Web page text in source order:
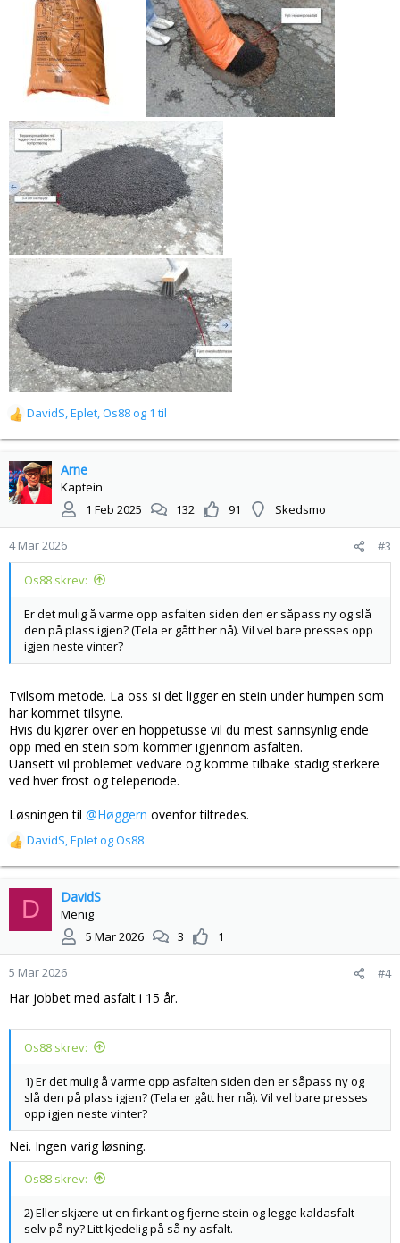
R
e
k
s
j
n
e
r
DavidS,Eplet,Os88og 1 til
Arne
Kaptein
1 Feb 2025
132 91 Skedsmo
4 Mar 2026 #3
Os88 skrev:
Er det mulig å varme opp asfalten siden den er såpass ny og slå
den på plass igjen? (Tela er gått her nå). Vil vel bare presses opp
igjen neste vinter?
Tvilsom metode. La oss si det ligger en stein under humpen som
har kommet tilsyne.
Hvis du kjører over en hoppetusse vil du mest sannsynlig ende
opp med en stein som kommer igjennom asfalten.
Uansett vil problemet vedvare og komme tilbake stadig sterkere
ved hver frost og teleperiode.
Løsningen til @Høggern ovenfor tiltredes.
R
e
n
e
r
:
DavidS,EpletogOs88
D DavidS
Menig
5 Mar 2026
3 1
5 Mar 2026 #4
Har jobbet med asfalt i 15 år.
Os88 skrev:
1) Er det mulig å varme opp asfalten siden den er såpass ny og
slå den på plass igjen? (Tela er gått her nå). Vil vel bare presses
opp igjen neste vinter?
Nei. Ingen varig løsning.
Os88 skrev:
2) Eller skjære ut en firkant og fjerne stein og legge kaldasfalt
selv på ny? Litt kjedelig på så ny asfalt.